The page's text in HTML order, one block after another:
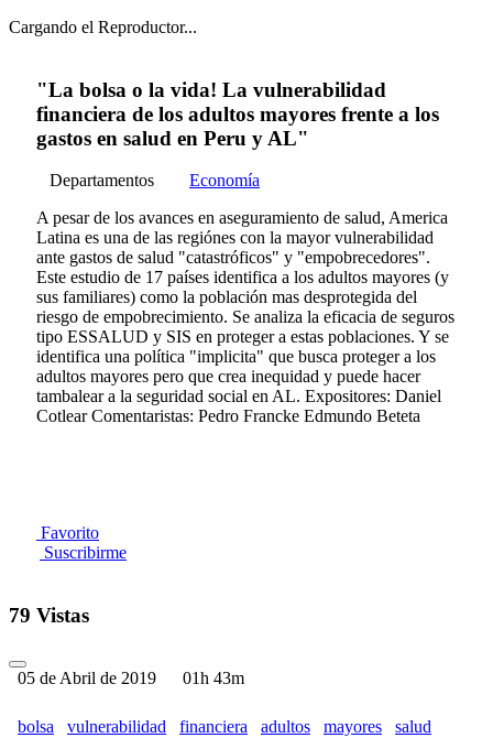
Cargando el Reproductor...
"La bolsa o la vida! La vulnerabilidad
financiera de los adultos mayores frente a los
gastos en salud en Peru y AL"
Departamentos
Economía
A pesar de los avances en aseguramiento de salud, America
Latina es una de las regiónes con la mayor vulnerabilidad
ante gastos de salud "catastróficos" y "empobrecedores".
Este estudio de 17 países identifica a los adultos mayores (y
sus familiares) como la población mas desprotegida del
riesgo de empobrecimiento. Se analiza la eficacia de seguros
tipo ESSALUD y SIS en proteger a estas poblaciones. Y se
identifica una política "implicita" que busca proteger a los
adultos mayores pero que crea inequidad y puede hacer
tambalear a la seguridad social en AL. Expositores: Daniel
Cotlear Comentaristas: Pedro Francke Edmundo Beteta
Favorito
Suscribirme
79 Vistas
05 de Abril de 2019 01h 43m
bolsa vulnerabilidad financiera adultos mayores salud